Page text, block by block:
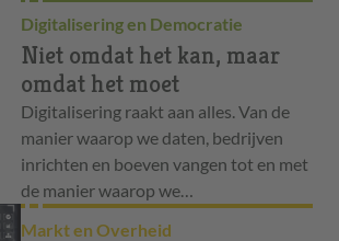
Digitalisering en Democratie
Niet omdat het kan, maar
omdat het moet
Digitalisering raakt aan alles. Van de
manier waarop we daten, bedrijven
inrichten en boeven vangen tot en met
de manier waarop we…
Markt en Overheid